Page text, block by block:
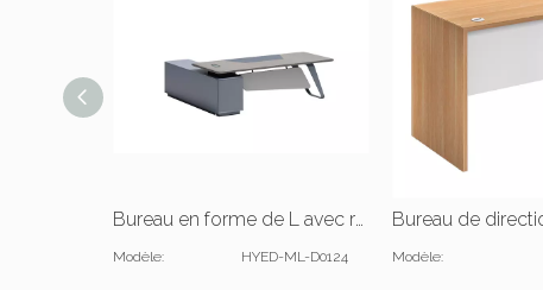
Bureau en forme de L avec retour à gauche
Modèle: HYED-ML-D0124 Modèle: